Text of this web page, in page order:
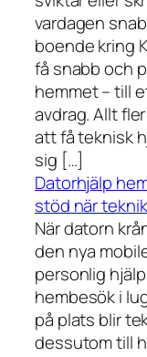
vardagen
boende kring
få snabb och
hemmet – till
avdrag. Allt
att få teknisk
sig […]
Datorhjälp
stöd när
När datorn
den nya
personlig
hembesök i
på plats blir
dessutom till